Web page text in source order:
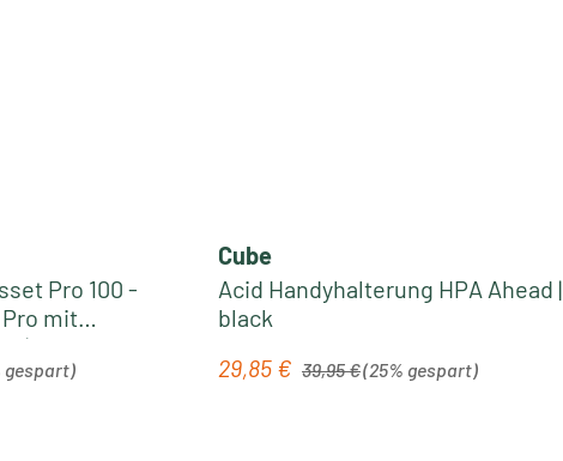
Pro 100 -
mit
| black
gespart)
Cube
Acid Handyhalterung HPA Ahead |
black
Verkaufspreis:
29,85 € 39,95 €(25% gespart)